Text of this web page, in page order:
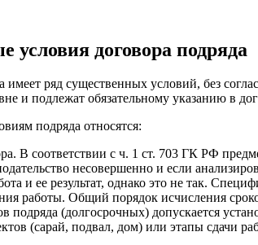
условия договора подряда
ряд существенных условий, без
и подлежат обязательному указанию в
подряда относятся:
В соответствии с ч. 1 ст. 703 ГК РФ
несовершенно и если
и ее результат, однако это не так.
работы. Общий порядок исчисления
подряда (долгосрочных) допускается
(сарай, подвал, дом) или этапы сдачи